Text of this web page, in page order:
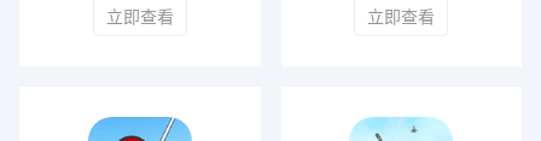
立即查看 立即查看